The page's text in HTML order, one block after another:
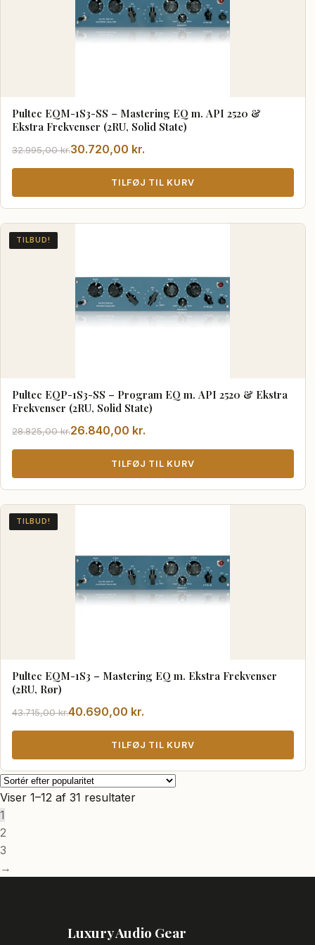
Pultec EQM-1S3-SS – Mastering EQ m. API 2520 &
Ekstra Frekvenser (2RU, Solid State)
32.995,00kr.
Den
oprindelige
var:
30.720,00 kr.
Den
aktuelle
er:
TILFØJ TIL KURV
Pultec EQP-1S3-SS – Program EQ m. API 2520 & Ekstra
Frekvenser (2RU, Solid State)
TILBUD!
28.825,00kr.
Den
oprindelige
var:
26.840,00 kr.
Den
aktuelle
er:
TILFØJ TIL KURV
Pultec EQM-1S3 – Mastering EQ m. Ekstra Frekvenser
(2RU, Rør)
TILBUD!
43.715,00kr.
Den
oprindelige
var:
43.715,00 kr..
40.690,00 kr.
Den
aktuelle
er:
40.690,00 kr..
TILFØJ TIL KURV
Viser 1–12 af 31 resultaterSorteret
1
2
3
→
Luxury Audio Gear